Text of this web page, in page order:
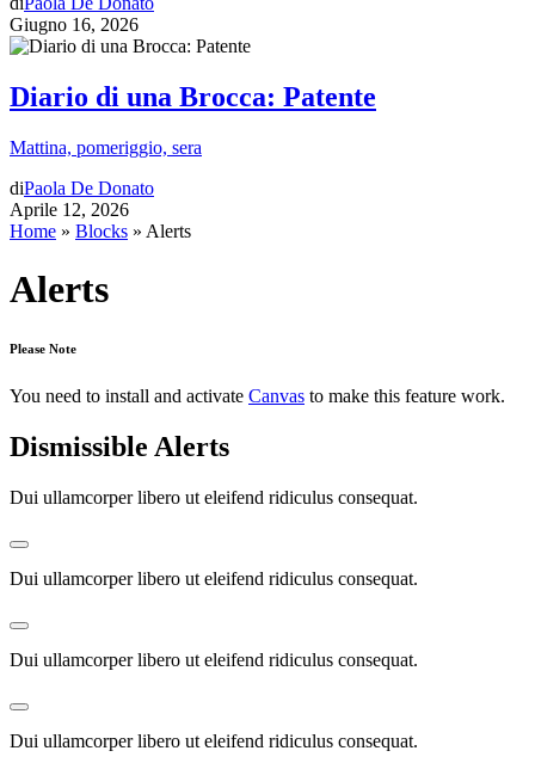
Giugno 16, 2026
Diario di una Brocca: Patente
Mattina, pomeriggio, sera
diPaola De Donato
Aprile 12, 2026
Home » Blocks » Alerts
Alerts
Please Note
You need to install and activate Canvas to make this feature work.
Dismissible Alerts
Dui ullamcorper libero ut eleifend ridiculus consequat.
Dui ullamcorper libero ut eleifend ridiculus consequat.
Dui ullamcorper libero ut eleifend ridiculus consequat.
Dui ullamcorper libero ut eleifend ridiculus consequat.